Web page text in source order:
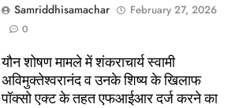
Samriddhisamachar
February 27, 2026
0
यौन शोषण मामले में शंकराचार्य स्वामी
अविमुक्तेश्वरानंद व उनके शिष्य के खिलाफ
पॉक्सो एक्ट के तहत एफआईआर दर्ज करने का